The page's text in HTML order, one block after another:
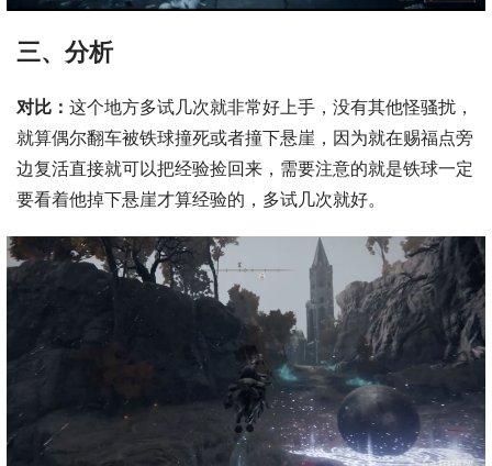
三、分析
对比： 这个地方多试几次就非常好上手，没有其他怪骚扰，
就算偶尔翻车被铁球撞死或者撞下悬崖，因为就在赐福点旁
边复活直接就可以把经验捡回来，需要注意的就是铁球一定
要看着他掉下悬崖才算经验的，多试几次就好。